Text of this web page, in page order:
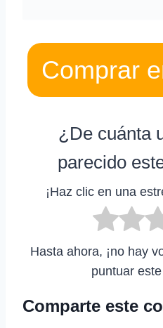
Comprar
¿De cuánta
parecido
¡Haz clic en una
Hasta ahora, ¡no hay
puntuar
Comparte este